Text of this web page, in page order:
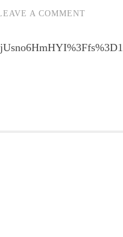
A COMMENT